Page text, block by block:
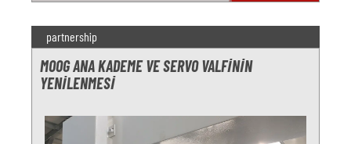
partnership
MOOG ANA KADEME VE SERVO VALFININ
YENILENMESI